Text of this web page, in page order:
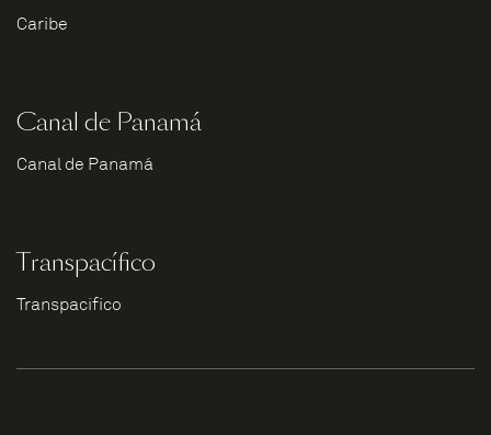
Caribe
Canal de Panamá
Canal de Panamá
Transpacífico
Transpacífico